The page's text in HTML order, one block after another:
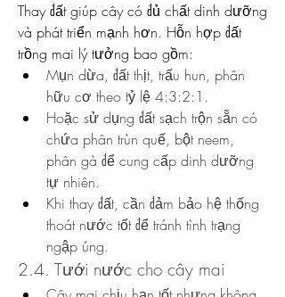
Thay đất giúp cây có đủ chất dinh dưỡng
và phát triển mạnh hơn. Hỗn hợp đất
trồng mai lý tưởng bao gồm:
Mụn dừa, đất thịt, trấu hun, phân
hữu cơ theo tỷ lệ 4:3:2:1.
Hoặc sử dụng đất sạch trộn sẵn có
chứa phân trùn quế, bột neem,
phân gà để cung cấp dinh dưỡng
tự nhiên.
Khi thay đất, cần đảm bảo hệ thống
thoát nước tốt để tránh tình trạng
ngập úng.
2.4. Tưới nước cho cây mai